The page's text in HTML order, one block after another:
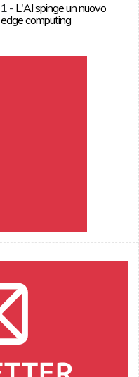
1 - L'AI spinge un nuovo
edge computing